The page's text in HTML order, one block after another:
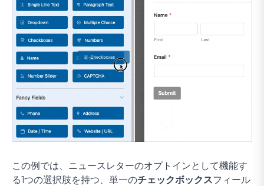
この例では、ニュースレターのオプトインとして機能す
る1つの選択肢を持つ、単一のチェックボックスフィール